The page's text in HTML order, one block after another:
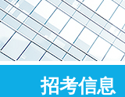
招考信息